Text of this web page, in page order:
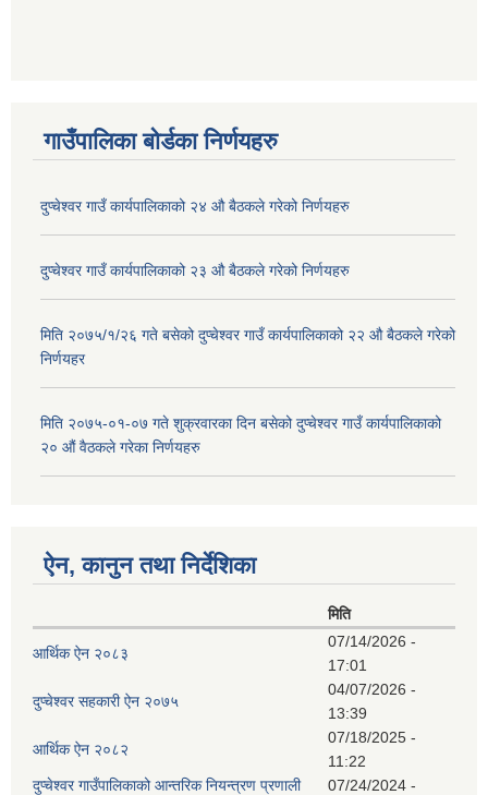
गाउँपालिका बोर्डका निर्णयहरु
दुप्चेश्वर गाउँ कार्यपालिकाको २४ औ बैठकले गरेको निर्णयहरु
दुप्चेश्वर गाउँ कार्यपालिकाको २३ औ बैठकले गरेको निर्णयहरु
मिति २०७५/१/२६ गते बसेको दुप्चेश्वर गाउँ कार्यपालिकाको २२ औ बैठकले गरेको
निर्णयहर
मिति २०७५-०१-०७ गते शुक्रवारका दिन बसेको दुप्चेश्वर गाउँ कार्यपालिकाको
२० औं वैठकले गरेका निर्णयहरु
ऐन, कानुन तथा निर्देशिका
मिति
आर्थिक ऐन २०८३
07/14/2026 -
17:01
दुप्चेश्वर सहकारी ऐन २०७५
04/07/2026 -
13:39
आर्थिक ऐन २०८२
07/18/2025 -
11:22
दुप्चेश्वर गाउँपालिकाको आन्तरिक नियन्त्रण प्रणाली
07/24/2024 -